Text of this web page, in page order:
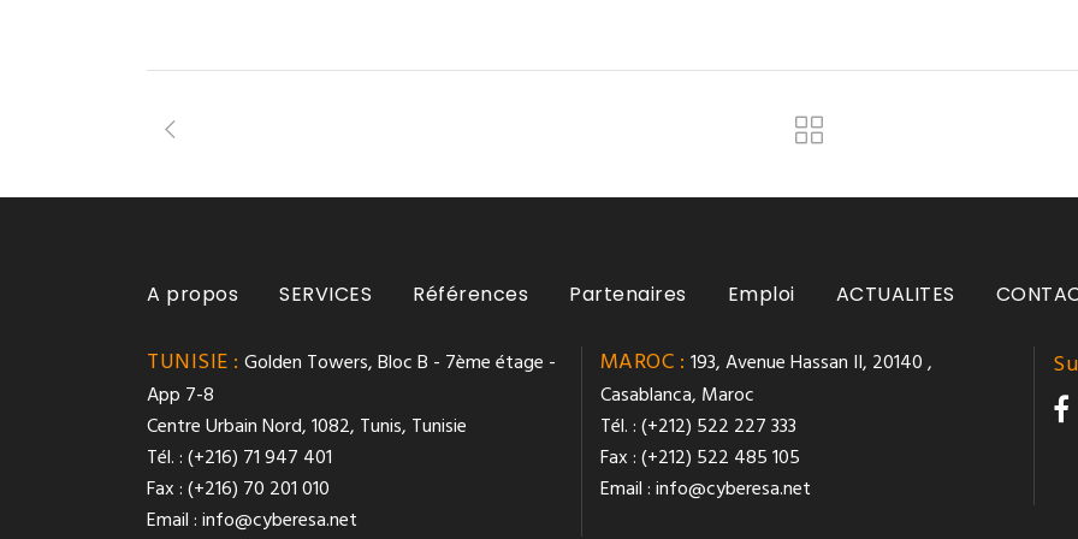
A propos SERVICES Références Partenaires Emploi ACTUALITES
TUNISIE : Golden Towers, Bloc B - 7ème étage -
App 7-8
Centre Urbain Nord, 1082, Tunis, Tunisie
Tél. : (+216) 71 947 401
Fax : (+216) 70 201 010
Email :info@cyberesa.net
MAROC : 193, Avenue Hassan II, 20140 ,
Casablanca, Maroc
Tél. : (+212) 522 227 333
Fax : (+212) 522 485 105
Email :info@cyberesa.net